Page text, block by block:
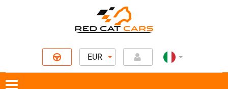
EUR